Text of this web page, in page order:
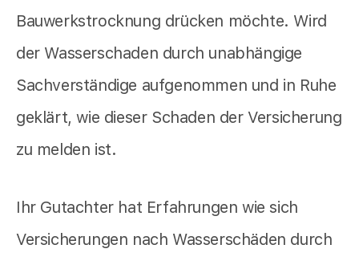
Bauwerkstrocknung drücken möchte. Wird
der Wasserschaden durch unabhängige
Sachverständige aufgenommen und in Ruhe
geklärt, wie dieser Schaden der Versicherung
zu melden ist.
Ihr Gutachter hat Erfahrungen wie sich
Versicherungen nach Wasserschäden durch